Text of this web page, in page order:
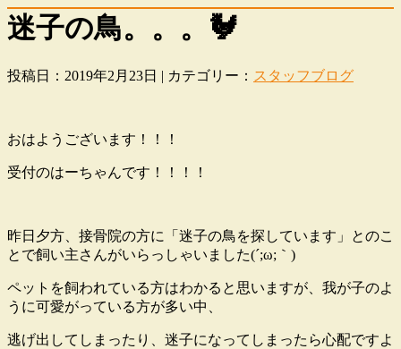
迷子の鳥。。。🐓
投稿日：2019年2月23日 | カテゴリー： スタッフブログ
おはようございます！！！
受付のはーちゃんです！！！！
昨日夕方、接骨院の方に「迷子の鳥を探しています」とのこ
とで飼い主さんがいらっしゃいました(´;ω;｀)
ペットを飼われている方はわかると思いますが、我が子のよ
うに可愛がっている方が多い中、
逃げ出してしまったり、迷子になってしまったら心配ですよ